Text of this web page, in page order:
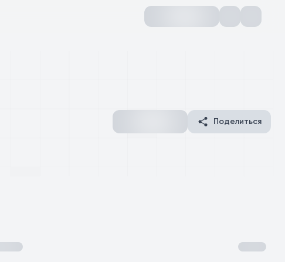
Поделиться